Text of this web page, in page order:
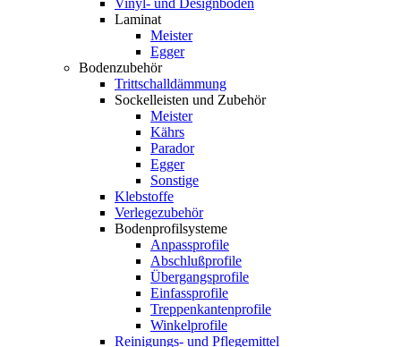
Vinyl- und Designboden
Laminat
Meister
Egger
Bodenzubehör
Trittschalldämmung
Sockelleisten und Zubehör
Meister
Kährs
Parador
Egger
Sonstige
Klebstoffe
Verlegezubehör
Bodenprofilsysteme
Anpassprofile
Abschlußprofile
Übergangsprofile
Einfassprofile
Treppenkantenprofile
Winkelprofile
Reinigungs- und Pflegemittel